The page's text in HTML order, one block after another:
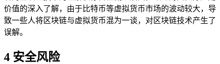
价值的深入了解，由于比特币等虚拟货币市场的波动较大，导
致一些人将区块链与虚拟货币混为一谈，对区块链技术产生了
误解。
4 安全风险